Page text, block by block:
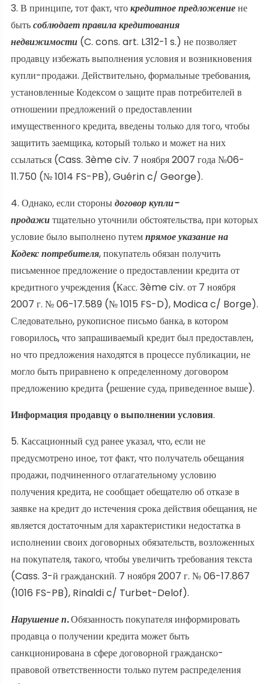
3. В принципе, тот факт, чтокредитное предложениене
бытьсоблюдает правила кредитования
недвижимости (C. cons. art. L312-1 s.) не позволяет
продавцу избежать выполнения условия и возникновения
купли-продажи. Действительно, формальные требования,
установленные Кодексом о защите прав потребителей в
отношении предложений о предоставлении
имущественного кредита, введены только для того, чтобы
защитить заемщика, который только и может на них
ссылаться (Cass. 3ème civ. 7 ноября 2007 года №06-
11.750 (№ 1014 FS-PB), Guérin c/ George).
4. Однако, если стороныдоговор купли-
продажитщательно уточнили обстоятельства, при которых
условие было выполнено путемпрямое указание на
Кодекс потребителя, покупатель обязан получить
письменное предложение о предоставлении кредита от
кредитного учреждения (Касс. 3ème civ. от 7 ноября
2007 г. № 06-17.589 (№ 1015 FS-D), Modica c/ Borge).
Следовательно, рукописное письмо банка, в котором
говорилось, что запрашиваемый кредит был предоставлен,
но что предложения находятся в процессе публикации, не
могло быть приравнено к определенному договором
предложению кредита (решение суда, приведенное выше).
Информация продавцу о выполнении условия.
5. Кассационный суд ранее указал, что, если не
предусмотрено иное, тот факт, что получатель обещания
продажи, подчиненного отлагательному условию
получения кредита, не сообщает обещателю об отказе в
заявке на кредит до истечения срока действия обещания, не
является достаточным для характеристики недостатка в
исполнении своих договорных обязательств, возложенных
на покупателя, такого, чтобы увеличить требования текста
(Cass. 3-й гражданский. 7 ноября 2007 г. № 06-17.867
(1016 FS-PB), Rinaldi c/ Turbet-Delof).
Нарушение п.Обязанность покупателя информировать
продавца о получении кредита может быть
санкционирована в сфере договорной гражданско-
правовой ответственности только путем распределения